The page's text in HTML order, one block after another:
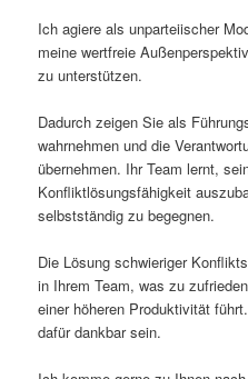
Ich agiere als unparteiischer
meine wertfreie
zu unterstützen.
Dadurch zeigen Sie als
wahrnehmen und die
übernehmen. Ihr Team lernt,
Konfliktlösungsfähigkeit
selbstständig zu begegnen.
Die Lösung schwieriger
in Ihrem Team, was zu
einer höheren Produktivität
dafür dankbar sein.